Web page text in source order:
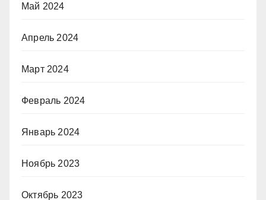
Май 2024
Апрель 2024
Март 2024
Февраль 2024
Январь 2024
Ноябрь 2023
Октябрь 2023